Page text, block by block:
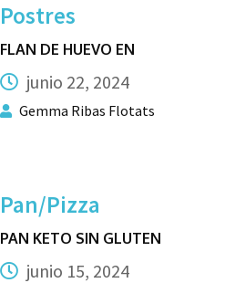
Postres
FLAN DE HUEVO EN
junio 22, 2024
Gemma Ribas Flotats
Pan/Pizza
PAN KETO SIN GLUTEN
junio 15, 2024